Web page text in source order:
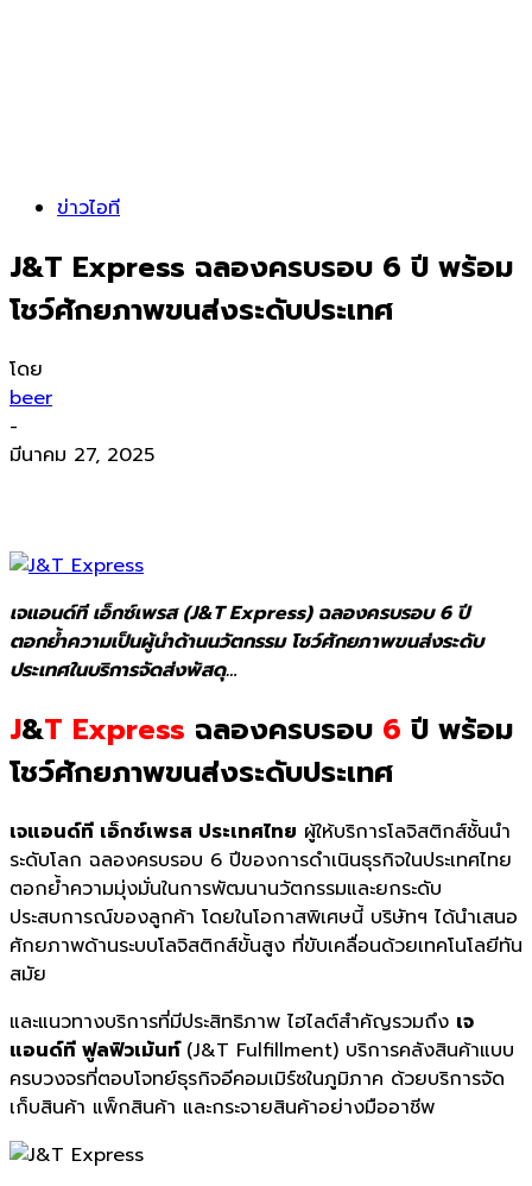
ข่าวไอที
J&T Express ฉลองครบรอบ 6 ปี พร้อม
โชว์ศักยภาพขนส่งระดับประเทศ
โดย
beer
-
มีนาคม 27, 2025
เจแอนด์ที เอ็กซ์เพรส (J&T Express) ฉลองครบรอบ 6 ปี
ตอกย้ำความเป็นผู้นำด้านนวัตกรรม โชว์ศักยภาพขนส่งระดับ
ประเทศในบริการจัดส่งพัสดุ…
J&T Express ฉลองครบรอบ 6 ปี พร้อม
โชว์ศักยภาพขนส่งระดับประเทศ
เจแอนด์ที เอ็กซ์เพรส ประเทศไทย ผู้ให้บริการโลจิสติกส์ชั้นนำ
ระดับโลก ฉลองครบรอบ 6 ปีของการดำเนินธุรกิจในประเทศไทย
ตอกย้ำความมุ่งมั่นในการพัฒนานวัตกรรมและยกระดับ
ประสบการณ์ของลูกค้า โดยในโอกาสพิเศษนี้ บริษัทฯ ได้นำเสนอ
ศักยภาพด้านระบบโลจิสติกส์ขั้นสูง ที่ขับเคลื่อนด้วยเทคโนโลยีทัน
สมัย
และแนวทางบริการที่มีประสิทธิภาพ ไฮไลต์สำคัญรวมถึง เจ
แอนด์ที ฟูลฟิวเม้นท์ (J&T Fulfillment) บริการคลังสินค้าแบบ
ครบวงจรที่ตอบโจทย์ธุรกิจอีคอมเมิร์ซในภูมิภาค ด้วยบริการจัด
เก็บสินค้า แพ็กสินค้า และกระจายสินค้าอย่างมืออาชีพ